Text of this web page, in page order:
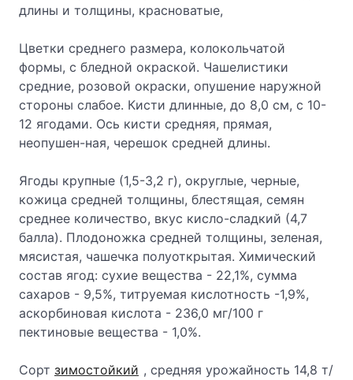
длины и толщины, красноватые,
Цветки среднего размера, колокольчатой
формы, с бледной окраской. Чашелистики
средние, розовой окраски, опушение наружной
стороны слабое. Кисти длинные, до 8,0 см, с 10-
12 ягодами. Ось кисти средняя, прямая,
неопушен-ная, черешок средней длины.
Ягоды крупные (1,5-3,2 г), округлые, черные,
кожица средней толщины, блестящая, семян
среднее количество, вкус кисло-сладкий (4,7
балла). Плодоножка средней толщины, зеленая,
мясистая, чашечка полуоткрытая. Химический
состав ягод: сухие вещества - 22,1%, сумма
сахаров - 9,5%, титруемая кислотность -1,9%,
аскорбиновая кислота - 236,0 мг/100 г
пектиновые вещества - 1,0%.
Сорт зимостойкий , средняя урожайность 14,8 т/